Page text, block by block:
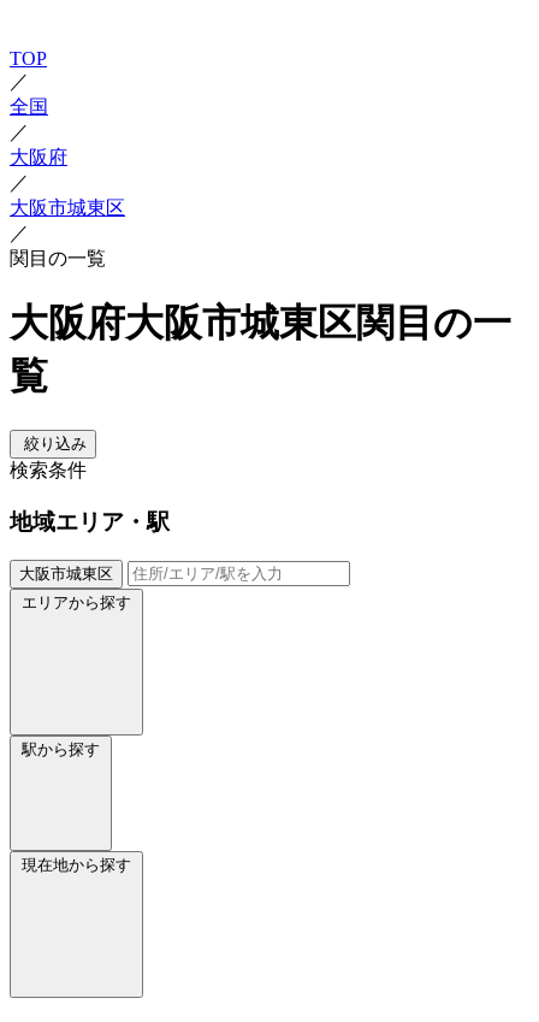
TOP
／
全国
／
大阪府
／
大阪市城東区
／
関目の一覧
大阪府大阪市城東区関目の一
覧
絞り込み
検索条件
地域エリア・駅
大阪市城東区
エリアから探す
駅から探す
現在地から探す